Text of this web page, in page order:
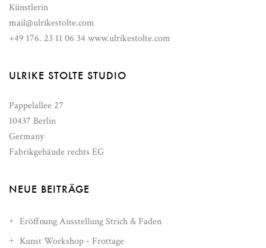
Künstlerin
mail@ulrikestolte.com
+49 176. 23 11 06 34 www.ulrikestolte.com
ULRIKE STOLTE STUDIO
Pappelallee 27
10437 Berlin
Germany
Fabrikgebäude rechts EG
NEUE BEITRÄGE
Eröffnung Ausstellung Strich & Faden
Kunst Workshop - Frottage